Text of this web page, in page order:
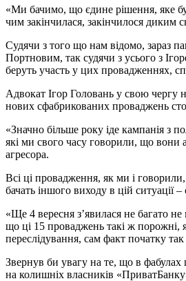
«Ми бачимо, що єдине рішення, яке
чим закінчилася, закінчилося диким
Судячи з того що нам відомо, зараз
Портновим, так судячи з усього з
беруть участь у цих провадженнях,
Адвокат Ігор Головань у свою чергу
нових сфабрикованих проваджень
«Значно більше року іде кампанія з
які ми свого часу говорили, що вони
агресора.
Всі ці провадження, як ми і
бачать іншого виходу в цій ситуації
«Ще 4 вересня з’явилася не багато
що ці 15 проваджень такі ж порожні,
переслідування, сам факт початку
Звернув би увагу на те, що в фабулах
на колишніх власників